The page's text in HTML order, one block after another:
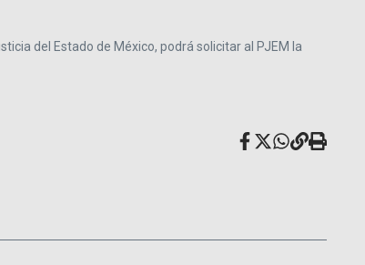
del Estado de México, podrá solicitar al PJEM la